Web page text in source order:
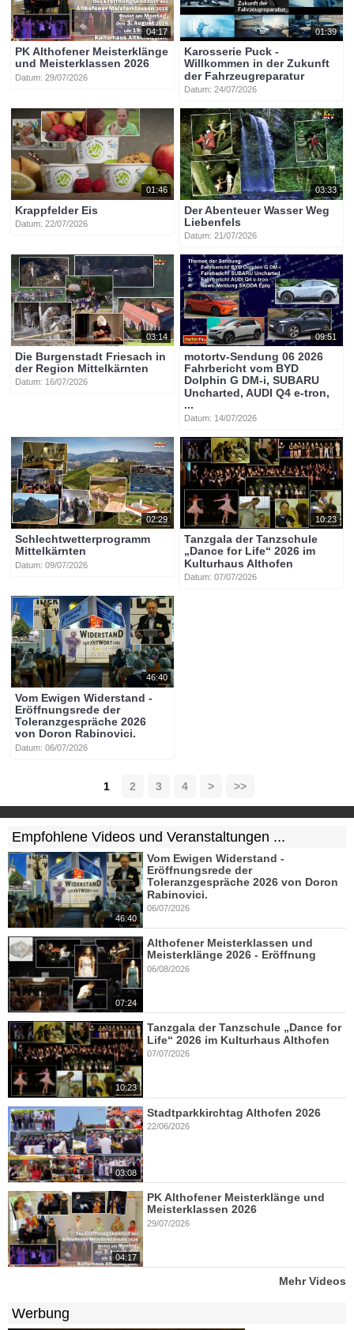
04:17
PK Althofener Meisterklänge
und Meisterklassen 2026
Datum: 29/07/2026
01:39
Karosserie Puck -
Willkommen in der Zukunft
der Fahrzeugreparatur
Datum: 24/07/2026
01:46
Krappfelder Eis
Datum: 22/07/2026
03:33
Der Abenteuer Wasser Weg
Liebenfels
Datum: 21/07/2026
03:14
Die Burgenstadt Friesach in
der Region Mittelkärnten
Datum: 16/07/2026
09:51
motortv-Sendung 06 2026
Fahrbericht vom BYD
Dolphin G DM-i, SUBARU
Uncharted, AUDI Q4 e-tron,
...
Datum: 14/07/2026
02:29
Schlechtwetterprogramm
Mittelkärnten
Datum: 09/07/2026
10:23
Tanzgala der Tanzschule
„Dance for Life“ 2026 im
Kulturhaus Althofen
Datum: 07/07/2026
46:40
Vom Ewigen Widerstand -
Eröffnungsrede der
Toleranzgespräche 2026
von Doron Rabinovici.
Datum: 06/07/2026
1 2 3 4 > >>
Empfohlene Videos und Veranstaltungen ...
46:40
Vom Ewigen Widerstand -
Eröffnungsrede der
Toleranzgespräche 2026 von Doron
Rabinovici.
06/07/2026
07:24
Althofener Meisterklassen und
Meisterklänge 2026 - Eröffnung
06/08/2026
10:23
Tanzgala der Tanzschule „Dance for
Life“ 2026 im Kulturhaus Althofen
07/07/2026
03:08
Stadtparkkirchtag Althofen 2026
22/06/2026
04:17
PK Althofener Meisterklänge und
Meisterklassen 2026
29/07/2026
Mehr Videos
Werbung